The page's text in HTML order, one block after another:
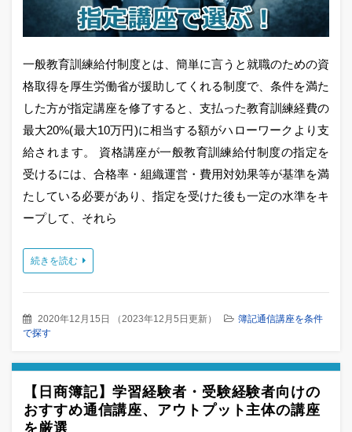
一般教育訓練給付制度とは、簡単に言うと就職のための資
格取得を厚生労働省が援助してくれる制度で、条件を満た
した方が指定講座を修了すると、支払った教育訓練経費の
最大20%(最大10万円)に相当する額がハローワークより支
給されます。 資格講座が一般教育訓練給付制度の指定を
受けるには、合格率・組織運営・費用対効果等が基準を満
たしている必要があり、指定を受けた後も一定の水準をキ
ープして、それら
続きを読む
2020年12月15日 （ 2023年12月5日更新）
簿記通信講座を条件
で探す
【日商簿記】学習経験者・受験経験者向けの
おすすめ通信講座、アウトプット主体の講座
を厳選